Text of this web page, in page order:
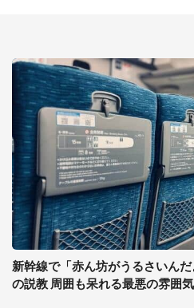
新幹線で「赤ん坊がうるさいん
の説教 周囲も呆れる最悪の雰囲